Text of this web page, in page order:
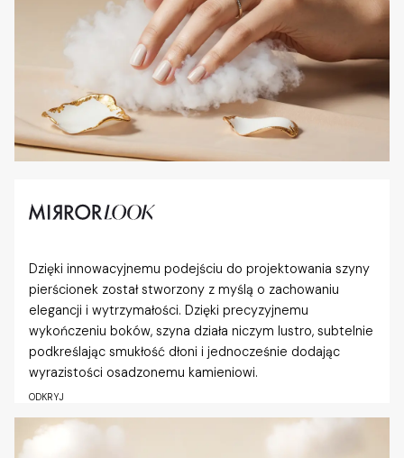
Dzięki innowacyjnemu podejściu do projektowania szyny
pierścionek został stworzony z myślą o zachowaniu
elegancji i wytrzymałości. Dzięki precyzyjnemu
wykończeniu boków, szyna działa niczym lustro, subtelnie
podkreślając smukłość dłoni i jednocześnie dodając
wyrazistości osadzonemu kamieniowi.
ODKRYJ